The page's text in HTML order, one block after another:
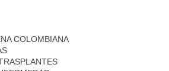
COLOMBIANA